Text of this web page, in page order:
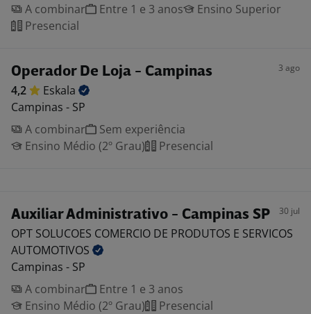
A combinar
Entre 1 e 3 anos
Ensino Superior
Presencial
Operador De Loja - Campinas 3 ago
4,2
Eskala
Campinas - SP
A combinar
Sem experiência
Ensino Médio (2º Grau)
Presencial
Auxiliar Administrativo - Campinas SP 30 jul
OPT SOLUCOES COMERCIO DE PRODUTOS E SERVICOS
AUTOMOTIVOS
Campinas - SP
A combinar
Entre 1 e 3 anos
Ensino Médio (2º Grau)
Presencial